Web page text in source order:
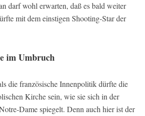
darf wohl erwarten, daß es bald weiter
mit dem einstigen Shooting-Star der
im Umbruch
die französische Innenpolitik dürfte die
Kirche sein, wie sie sich in der
Dame spiegelt. Denn auch hier ist der